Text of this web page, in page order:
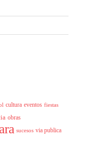
cultura eventos fiestas
obras
sucesos via publica